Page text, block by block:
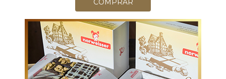
COMPRAR